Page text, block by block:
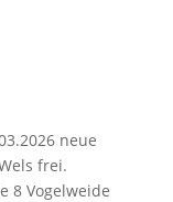
neue
frei.
8 Vogelweide